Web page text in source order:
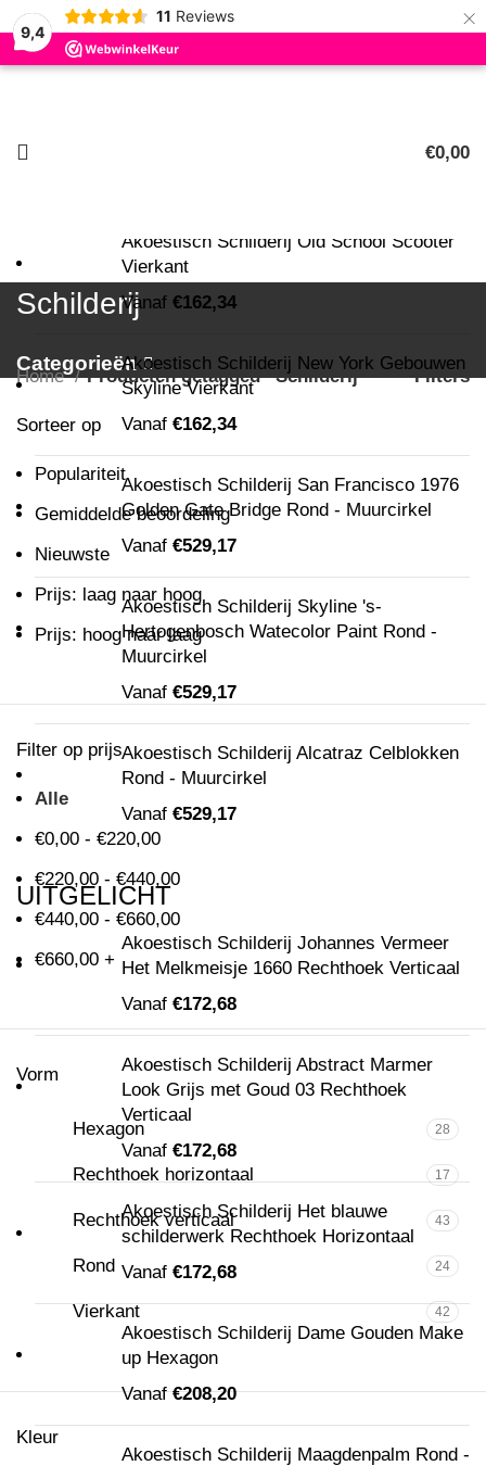
9,4
11 Reviews ×
€0,00
Schilderij
Categorieën
Home Producten getagged “Schilderij” Filters
Sorteer op
Populariteit
Gemiddelde beoordeling
Nieuwste
Prijs: laag naar hoog
Prijs: hoog naar laag
Filter op prijs
Alle
€0,00 - €220,00
€220,00 - €440,00
€440,00 - €660,00
€660,00 +
Vorm
Hexagon 28
Rechthoek horizontaal 17
Rechthoek verticaal 43
Rond 24
Vierkant 42
Kleur
Begin met typen om producten te zien die u zoekt.
Akoestisch Schilderij Old School Scooter
Vierkant
Vanaf €162,34
Akoestisch Schilderij New York Gebouwen
Skyline Vierkant
Vanaf €162,34
Akoestisch Schilderij San Francisco 1976
Golden Gate Bridge Rond - Muurcirkel
Vanaf €529,17
Akoestisch Schilderij Skyline 's-
Hertogenbosch Watecolor Paint Rond -
Muurcirkel
Vanaf €529,17
Akoestisch Schilderij Alcatraz Celblokken
Rond - Muurcirkel
Vanaf €529,17
UITGELICHT
Akoestisch Schilderij Johannes Vermeer
Het Melkmeisje 1660 Rechthoek Verticaal
Vanaf €172,68
Akoestisch Schilderij Abstract Marmer
Look Grijs met Goud 03 Rechthoek
Verticaal
Vanaf €172,68
Akoestisch Schilderij Het blauwe
schilderwerk Rechthoek Horizontaal
Vanaf €172,68
Akoestisch Schilderij Dame Gouden Make
up Hexagon
Vanaf€208,20
Akoestisch Schilderij Maagdenpalm Rond -